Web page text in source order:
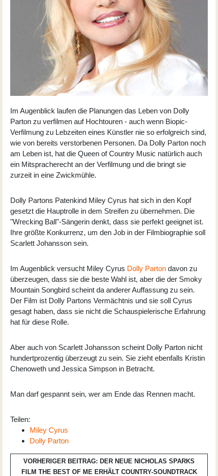
Im Augenblick laufen die Planungen das Leben von Dolly
Parton zu verfilmen auf Hochtouren - auch wenn Biopic-
Verfilmung zu Lebzeiten eines Künstler nie so erfolgreich sind,
wie von bereits verstorbenen Personen. Da Dolly Parton noch
am Leben ist, hat die Queen of Country Music natürlich auch
ein Mitspracherecht an der Verfilmung und die bringt sie
zurzeit in eine Zwickmühle.
Dolly Partons Patenkind Miley Cyrus hat sich in den Kopf
gesetzt die Hauptrolle in dem Streifen zu übernehmen. Die
"Wrecking Ball"-Sängerin denkt, dass sie perfekt geeignet ist.
Ihre größte Konkurrenz, um den Job in der Filmbiographie soll
Scarlett Johansson sein.
Im Augenblick versucht Miley Cyrus Dolly Parton davon zu
überzeugen, dass sie die beste Wahl ist, aber die der Smoky
Mountain Songbird scheint da anderer Auffassung zu sein.
Der Film ist Dolly Partons Vermächtnis und sie soll Cyrus
gesagt haben, dass sie nicht die Schauspielerische Erfahrung
hat für diese Rolle.
Aber auch von Scarlett Johansson scheint Dolly Parton nicht
hundertprozentig überzeugt zu sein. Sie zieht ebenfalls Kristin
Chenoweth und Jessica Simpson in Betracht.
Man darf gespannt sein, wer am Ende das Rennen macht.
Teilen:
Miley Cyrus
Dolly Parton
VORHERIGER BEITRAG: DER NEUE NICHOLAS SPARKS
FILM THE BEST OF ME ERHÄLT COUNTRY-SOUNDTRACK